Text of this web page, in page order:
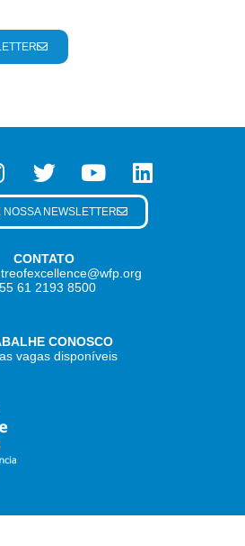
CONTATO
61 2193 8500
CONOSCO
vagas disponíveis
NOSSA NEWSLETTER